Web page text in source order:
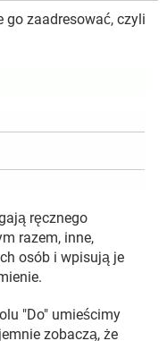
go zaadresować, czyli
ręcznego
razem, inne,
osób i wpisują je
"Do" umieścimy
zobaczą, że